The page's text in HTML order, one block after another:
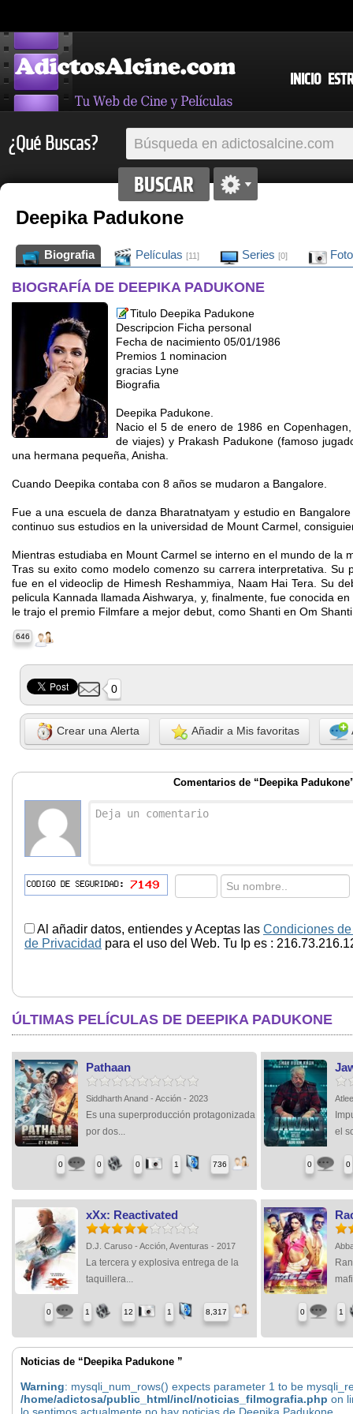
INICIO
¿Qué Buscas?
Deepika Padukone
Biografia Películas [11] Series [0]
BIOGRAFÍA DE DEEPIKA PADUKONE
Titulo Deepika Padukone
Descripcion Ficha personal
Fecha de nacimiento 05/01/1986
Premios 1 nominacion
gracias Lyne
Biografia
Deepika Padukone.
Nacio el 5 de enero de 1986 en
de viajes) y Prakash Padukone (famoso
una hermana pequeña, Anisha.
Cuando Deepika contaba con 8 años se mudaron a Bangalore.
Fue a una escuela de danza Bharatnatyam y estudio en
continuo sus estudios en la universidad de Mount Carmel,
Mientras estudiaba en Mount Carmel se interno en el mundo de la
Tras su exito como modelo comenzo su carrera interpretativa. Su
fue en el videoclip de Himesh Reshammiya, Naam Hai Tera. Su
pelicula Kannada llamada Aishwarya, y, finalmente, fue conocida
le trajo el premio Filmfare a mejor debut, como Shanti en Om
646
0
Crear una Alerta Añadir a Mis favoritas
Comentarios de “Deepika
Al añadir datos, entiendes y Aceptas las Condiciones
de Privacidad para el uso del Web. Tu Ip es :
ÚLTIMAS PELÍCULAS DE DEEPIKA PADUKONE
Pathaan
Siddharth Anand - Acción - 2023
Es una superproducción protagonizada
por dos...
0 0 0 1 736
el
0 0
xXx: Reactivated
D.J. Caruso - Acción, Aventuras - 2017
La tercera y explosiva entrega de la
taquillera...
0 1 12 1 8,317 0 1
Noticias de “Deepika Padukone ”
Warning: mysqli_num_rows() expects parameter 1 to be
/home/adictosa/public_html/incl/noticias_filmografia.php on